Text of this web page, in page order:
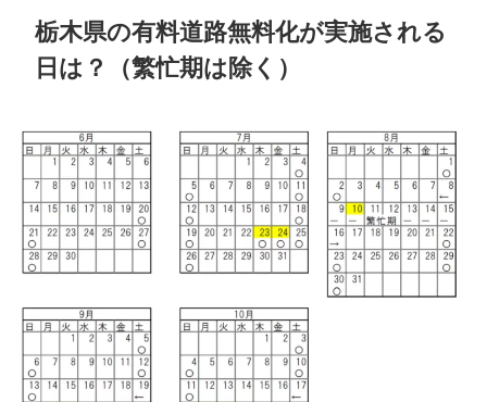
栃木県の有料道路無料化が実施される
日は？（繁忙期は除く）